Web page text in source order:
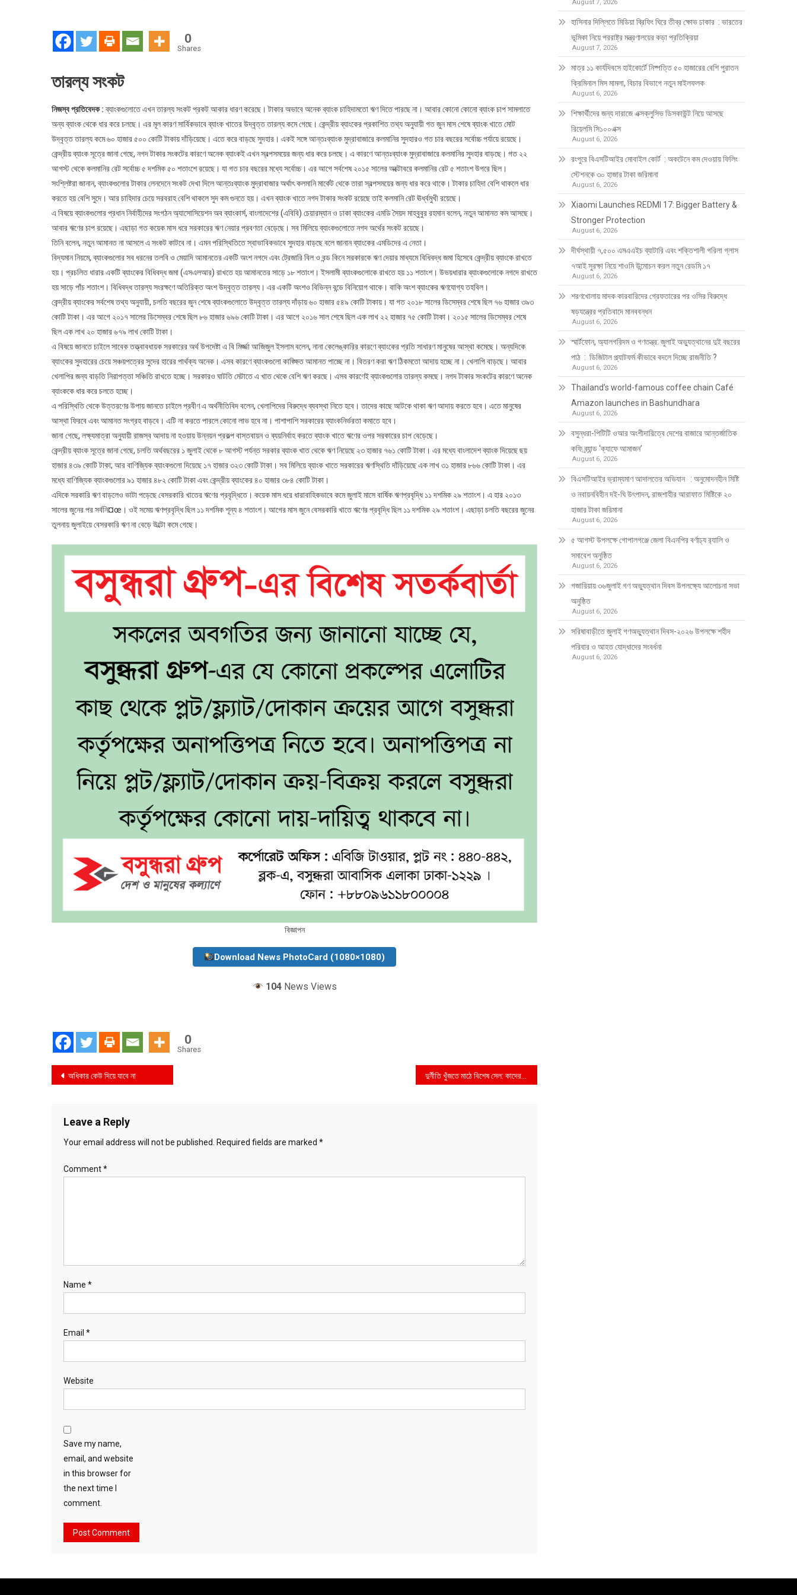
0
Shares
তারল্য সংকট
নিজস্ব প্রতিবেদক :ব্যাংকগুলোতে এখন তারল্য সংকট প্রকট আকার ধারণ করেছে। টাকার অভাবে অনেক ব্যাংক চাহিদামতো ঋণ দিতে পারছে না। আবার কোনো কোনো ব্যাংক চাপ সামলাতে
অন্য ব্যাংক থেকে ধার করে চলছে। এর মূল কারণ সার্বিকভাবে ব্যাংক খাতের উদ্বৃত্ত তারল্য কমে গেছে। কেন্দ্রীয় ব্যাংকের প্রকাশিত তথ্য অনুযায়ী গত জুন মাস শেষে ব্যাংক খাতে মোট
উদ্বৃত্ত তারল্য কমে ৬০ হাজার ৫০০ কোটি টাকায় দাঁড়িয়েছে। এতে করে বাড়ছে সুদহার। একই সঙ্গে আন্তঃব্যাংক মুদ্রাবাজারে কলমানির সুদহারও গত চার বছরের সর্বোচ্চ পর্যায়ে রয়েছে।
কেন্দ্রীয় ব্যাংক সূত্রে জানা গেছে, নগদ টাকার সংকটের কারণে অনেক ব্যাংকই এখন স্বল্পসময়ের জন্য ধার করে চলছে। এ কারণে আন্তঃব্যাংক মুদ্রাবাজারে কলমানির সুদহার বাড়ছে। গত ২২
আগস্ট থেকে কলমানির রেট সর্বোচ্চ ৫ দশমিক ৫০ শতাংশে রয়েছে। যা গত চার বছরের মধ্যে সর্বোচ্চ। এর আগে সর্বশেষ ২০১৫ সালের অক্টোবরে কলমানির রেট ৫ শতাংশ উপরে ছিল।
সংশ্লিষ্টরা জানান, ব্যাংকগুলোর টাকার লেনদেনে সংকট দেখা দিলে আন্তঃব্যাংক মুদ্রাবাজার অর্থাৎ কলমানি মার্কেট থেকে তারা স্বল্পসময়ের জন্য ধার করে থাকে। টাকার চাহিদা বেশি থাকলে ধার
করতে হয় বেশি সুদে। আর চাহিদার চেয়ে সরবরাহ বেশি থাকলে সুদ কম গুনতে হয়। এখন ব্যাংক খাতে নগদ টাকার সংকট রয়েছে তাই কলমানি রেট ঊর্ধ্বমুখী রয়েছে।
এ বিষয়ে ব্যাংকগুলোর প্রধান নির্বাহীদের সংগঠন অ্যাসোসিয়েশন অব ব্যাংকার্স, বাংলাদেশের (এবিবি) চেয়ারম্যান ও ঢাকা ব্যাংকের এমডি সৈয়দ মাহবুবুর রহমান বলেন, নতুন আমানত কম আসছে।
আবার ঋণের চাপ রয়েছে। এছাড়া গত কয়েক মাস ধরে সরকারের ঋণ নেয়ার প্রবণতা বেড়েছে। সব মিলিয়ে ব্যাংকগুলোতে নগদ অর্থের সংকট রয়েছে।
তিনি বলেন, নতুন আমানত না আসলে এ সংকট কাটবে না। এমন পরিস্থিতিতে স্বাভাবিকভাবে সুদহার বাড়ছে বলে জানান ব্যাংকের এমডিদের এ নেতা।
বিদ্যমান নিয়মে, ব্যাংকগুলোর সব ধরনের তলবি ও মেয়াদি আমানতের একটি অংশ নগদে এবং ট্রেজারি বিল ও বন্ড কিনে সরকারকে ঋণ দেয়ার মাধ্যমে বিধিবদ্ধ জমা হিসেবে কেন্দ্রীয় ব্যাংকে রাখতে
হয়। প্রচলিত ধারার একটি ব্যাংকের বিধিবদ্ধ জমা (এসএলআর) রাখতে হয় আমানতের সাড়ে ১৮ শতাংশ। ইসলামী ব্যাংকগুলোকে রাখতে হয় ১১ শতাংশ। উভয়ধারার ব্যাংকগুলোকে নগদে রাখতে
হয় সাড়ে পাঁচ শতাংশ। বিধিবদ্ধ তারল্য সংরক্ষণে অতিরিক্ত অংশ উদ্বৃত্ত তারল্য। এর একটি অংশও বিভিন্ন বন্ডে বিনিয়োগ থাকে। বাকি অংশ ব্যাংকের ঋণযোগ্য তহবিল।
কেন্দ্রীয় ব্যাংকের সর্বশেষ তথ্য অনুযায়ী, চলতি বছরের জুন শেষে ব্যাংকগুলোতে উদ্বৃত্ত তারল্য দাঁড়ায় ৬০ হাজার ৫৪৯ কোটি টাকায়। যা গত ২০১৮ সালের ডিসেম্বর শেষে ছিল ৭৬ হাজার ৩৯৩
কোটি টাকা। এর আগে ২০১৭ সালের ডিসেম্বর শেষে ছিল ৮৬ হাজার ৬৯৬ কোটি টাকা। এর আগে ২০১৬ সাল শেষে ছিল এক লাখ ২২ হাজার ৭৫ কোটি টাকা। ২০১৫ সালের ডিসেম্বর শেষে
ছিল এক লাখ ২০ হাজার ৬৭৯ লাখ কোটি টাকা।
এ বিষয়ে জানতে চাইলে সাবেক তত্ত্বাবধায়ক সরকারের অর্থ উপদেষ্টা এ বি মির্জ্জা আজিজুল ইসলাম বলেন, নানা কেলেঙ্কারির কারণে ব্যাংকের প্রতি সাধারণ মানুষের আস্থা কমেছে। অন্যদিকে
ব্যাংকের সুদহারের চেয়ে সঞ্চয়পত্রের সুদের হারের পার্থক্য অনেক। এসব কারণে ব্যাংকগুলো কাঙ্ক্ষিত আমানত পাচ্ছে না। বিতরণ করা ঋণ ঠিকমতো আদায় হচ্ছে না। খেলাপি বাড়ছে। আবার
খেলাপির জন্য বাড়তি নিরাপত্তা সঞ্চিতি রাখতে হচ্ছে। সরকারও ঘাটতি মেটাতে এ খাত থেকে বেশি ঋণ করছে। এসব কারণেই ব্যাংকগুলোর তারল্য কমছে। নগদ টাকার সংকটের কারণে অনেক
ব্যাংককে ধার করে চলতে হচ্ছে।
এ পরিস্থিতি থেকে উত্তরণের উপায় জানতে চাইলে প্রবীণ এ অর্থনীতিবিদ বলেন, খেলাপিদের বিরুদ্ধে ব্যবস্থা নিতে হবে। তাদের কাছে আটকে থাকা ঋণ আদায় করতে হবে। এতে মানুষের
আস্থা ফিরবে এবং আমানত সংগ্রহ বাড়বে। এটি না করতে পারলে কোনো লাভ হবে না। পাশাপাশি সরকারের ব্যাংকনির্ভরতা কমাতে হবে।
জানা গেছে, লক্ষ্যমাত্রা অনুযায়ী রাজস্ব আদায় না হওয়ায় উন্নয়ন প্রকল্প বাস্তবায়ন ও ব্যয়নির্বাহ করতে ব্যাংক খাতে ঋণের ওপর সরকারের চাপ বেড়েছে।
কেন্দ্রীয় ব্যাংক সূত্রে জানা গেছে, চলতি অর্থবছরের ১ জুলাই থেকে ৮ আগস্ট পর্যন্ত সরকার ব্যাংক খাত থেকে ঋণ নিয়েছে ২৩ হাজার ৭৬১ কোটি টাকা। এর মধ্যে বাংলাদেশ ব্যাংক দিয়েছে ছয়
হাজার ৪৩৯ কোটি টাকা; আর বাণিজ্যিক ব্যাংকগুলো দিয়েছে ১৭ হাজার ৩২৩ কোটি টাকা। সব মিলিয়ে ব্যাংক খাতে সরকারের ঋণস্থিতি দাঁড়িয়েছে এক লাখ ৩১ হাজার ৮৬৬ কোটি টাকা। এর
মধ্যে বাণিজ্যিক ব্যাংকগুলোর ৯১ হাজার ৪৮২ কোটি টাকা এবং কেন্দ্রীয় ব্যাংকের ৪০ হাজার ৩৮৪ কোটি টাকা।
এদিকে সরকারি ঋণ বাড়লেও ভাটা পড়েছে বেসরকারি খাতের ঋণের প্রবৃদ্ধিতে। কয়েক মাস ধরে ধারাবাহিকভাবে কমে জুলাই মাসে বার্ষিক ঋণপ্রবৃদ্ধি ১১ দশমিক ২৯ শতাংশ। এ হার ২০১৩
সালের জুনের পর সর্বনি¤œ। ওই সমেয় ঋণপ্রবৃদ্ধি ছিল ১১ দশমিক শূন্য ৪ শতাংশ। আগের মাস জুনে বেসরকারি খাতে ঋণের প্রবৃদ্ধি ছিল ১১ দশমিক ২৯ শতাংশ। এছাড়া চলতি বছরের জুনের
তুলনায় জুলাইয়ে বেসরকারি ঋণ না বেড়ে উল্টো কমে গেছে।
বিজ্ঞাপন
Download News PhotoCard (1080×1080)
104News Views
0
Shares
Post
অধিকার কেউ দিয়ে যাবে না দুর্নীতি খুঁজতে মাঠে বিশেষ সেল: কাদের
Leave a Reply
Your email address will not be published. Required fields are marked *
Comment*
Name *
Email *
Website
Save my name,
email, and website
in this browser for
the next time I
comment.
August 7, 2026
হাসিনার দিল্লিতে মিডিয়া ব্রিফিং ঘিরে তীব্র ক্ষোভ ঢাকার : ভারতের
ভূমিকা নিয়ে পররাষ্ট্র মন্ত্রণালয়ের কড়া প্রতিক্রিয়া
August 7, 2026
মাত্র ১১ কার্যদিবসে হাইকোর্টে নিষ্পত্তি ৫০ হাজারের বেশি পুরাতন
ক্রিমিনাল মিস মামলা, বিচার বিভাগে নতুন মাইলফলক
August 6, 2026
শিক্ষার্থীদের জন্য দারাজে এক্সক্লুসিভ ডিসকাউন্ট নিয়ে আসছে
রিয়েলমি সি১০০এক্স
August 6, 2026
রংপুরে বিএসটিআইর মোবাইল কোর্ট : অকটেনে কম দেওয়ায় ফিলিং
স্টেশনকে ৩০ হাজার টাকা জরিমানা
August 6, 2026
Xiaomi Launches REDMI 17: Bigger Battery &
Stronger Protection
August 6, 2026
দীর্ঘস্থায়ী ৭,৫০০ এমএএইচ ব্যাটারি এবং শক্তিশালী গরিলা গ্লাস
৭আই সুরক্ষা নিয়ে শাওমি উন্মোচন করল নতুন রেডমি ১৭
August 6, 2026
শরণখোলায় মাদক কারবারিদের গ্রেফতারের পর ওসির বিরুদ্ধে
ষড়যন্ত্রের প্রতিবাদে মানববন্ধন
August 6, 2026
স্মার্টফোন, অ্যালগরিদম ও গণতন্ত্র: জুলাই অভ্যুত্থানের দুই বছরের
পাঠ : ডিজিটাল প্ল্যাটফর্ম কীভাবে বদলে দিচ্ছে রাজনীতি ?
August 6, 2026
Thailand’s world-famous coffee chain Café
Amazon launches in Bashundhara
August 6, 2026
বসুন্ধরা-পিটিটি ওআর অংশীদারিত্বে দেশের বাজারে আন্তর্জাতিক
কফি ব্র্যান্ড ‘ক্যাফে আমাজন’
August 6, 2026
বিএসটিআইর ভ্রাম্যমাণ আদালতের অভিযান : অনুমোদনহীন মিষ্টি
ও নবায়নবিহীন দই-ঘি উৎপাদন, রাজশাহীর আরাফাত মিষ্টিকে ২০
হাজার টাকা জরিমানা
August 6, 2026
৫ আগস্ট উপলক্ষে গোপালগঞ্জে জেলা বিএনপির বর্ণাঢ্য র‍্যালি ও
সমাবেশ অনুষ্ঠিত
August 6, 2026
গজারিয়ায় ৩৬জুলাই গণ অভ্যুত্থান দিবস উপলক্ষ্যে আলোচনা সভা
অনুষ্ঠিত
August 6, 2026
সরিষাবাড়ীতে জুলাই গণঅভ্যুত্থান দিবস-২০২৬ উপলক্ষে শহীদ
পরিবার ও আহত যোদ্ধাদের সংবর্ধনা
August 6, 2026